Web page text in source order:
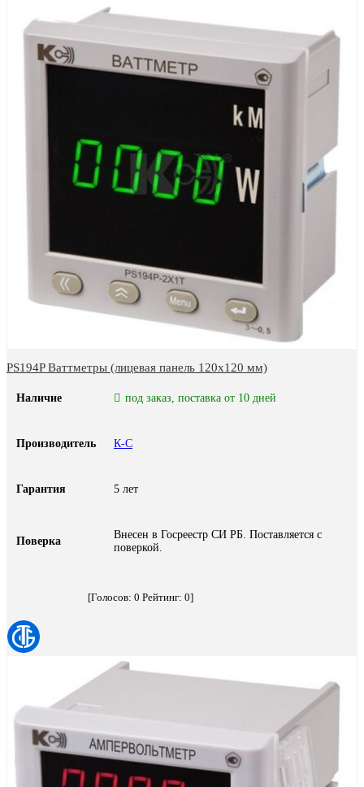
PS194P Ваттметры (лицевая панель 120х120 мм)
Наличие под заказ, поставка от 10 дней
Производитель К-С
Гарантия 5 лет
Поверка
Внесен в Госреестр СИ РБ. Поставляется с
поверкой.
[Голосов: 0 Рейтинг: 0]